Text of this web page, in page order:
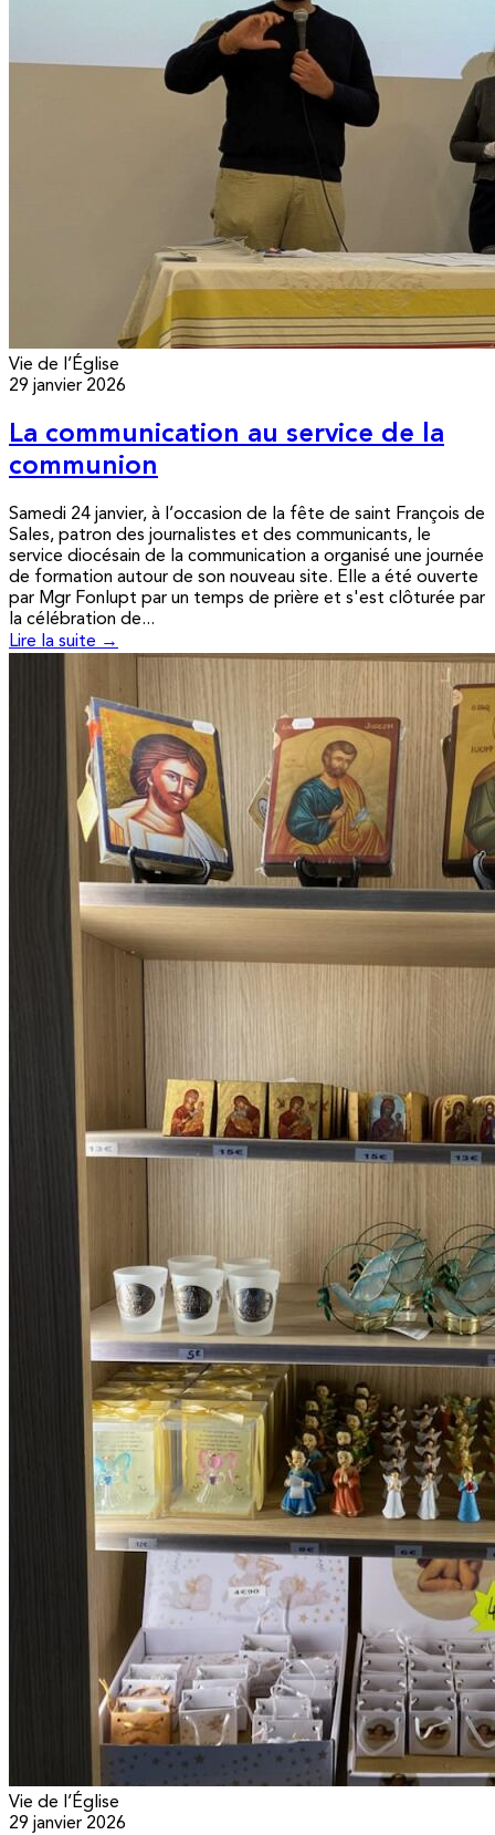
Vie de l’Église
29 janvier 2026
La communication au service de la
communion
Samedi 24 janvier, à l’occasion de la fête de saint François de
Sales, patron des journalistes et des communicants, le
service diocésain de la communication a organisé une journée
de formation autour de son nouveau site. Elle a été ouverte
par Mgr Fonlupt par un temps de prière et s'est clôturée par
la célébration de...
Lire la suite →
Vie de l’Église
29 janvier 2026